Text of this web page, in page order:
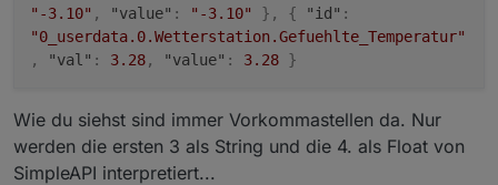
"-3.10" , "value" : "-3.10" } , { "id" :
"0_userdata.0.Wetterstation.Gefuehlte_Temperatur"
,
"val" : 3.28, "value" : 3.28 }
Wie du siehst sind immer Vorkommastellen da. Nur
werden die ersten 3 als String und die 4. als Float von
SimpleAPI interpretiert...